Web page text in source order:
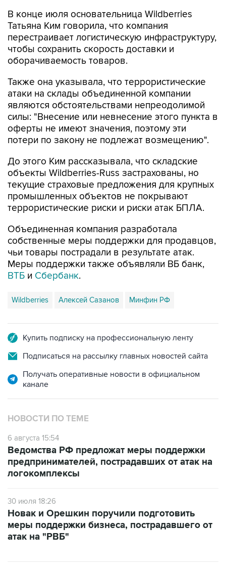
В конце июля основательница Wildberries
Татьяна Ким говорила, что компания
перестраивает логистическую инфраструктуру,
чтобы сохранить скорость доставки и
оборачиваемость товаров.
Также она указывала, что террористические
атаки на склады объединенной компании
являются обстоятельствами непреодолимой
силы: "Внесение или невнесение этого пункта в
оферты не имеют значения, поэтому эти
потери по закону не подлежат возмещению".
До этого Ким рассказывала, что складские
объекты Wildberries-Russ застрахованы, но
текущие страховые предложения для крупных
промышленных объектов не покрывают
террористические риски и риски атак БПЛА.
Объединенная компания разработала
собственные меры поддержки для продавцов,
чьи товары пострадали в результате атак.
Меры поддержки также объявляли ВБ банк,
ВТБ и Сбербанк.
Wildberries Алексей Сазанов Минфин РФ
Купить подписку на профессиональную ленту
Подписаться на рассылку главных новостей сайта
Получать оперативные новости в официальном
канале
НОВОСТИ ПО ТЕМЕ
6 августа 15:54
Ведомства РФ предложат меры поддержки
предпринимателей, пострадавших от атак на
логокомплексы
30 июля 18:26
Новак и Орешкин поручили подготовить
меры поддержки бизнеса, пострадавшего от
атак на "РВБ"